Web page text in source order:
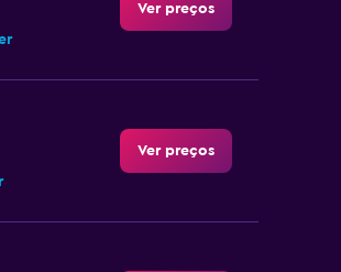
Ver preços
Ver preços